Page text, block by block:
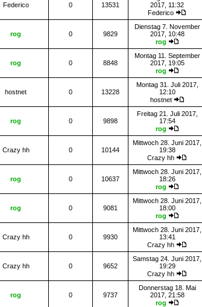
Federico 0 13531
2017, 11:32
Federico
rog 0 9829
Dienstag 7. November
2017, 10:48
rog
rog 0 8848
Montag 11. September
2017, 19:05
rog
hostnet 0 13228
Montag 31. Juli 2017,
12:10
hostnet
rog 0 9898
Freitag 21. Juli 2017,
17:54
rog
Crazy hh 0 10144
Mittwoch 28. Juni 2017,
19:38
Crazy hh
rog 0 10637
Mittwoch 28. Juni 2017,
18:26
rog
rog 0 9081
Mittwoch 28. Juni 2017,
18:00
rog
Crazy hh 0 9930
Mittwoch 28. Juni 2017,
13:41
Crazy hh
Crazy hh 0 9652
Samstag 24. Juni 2017,
19:29
Crazy hh
rog 0 9737
Donnerstag 18. Mai
2017, 21:58
rog